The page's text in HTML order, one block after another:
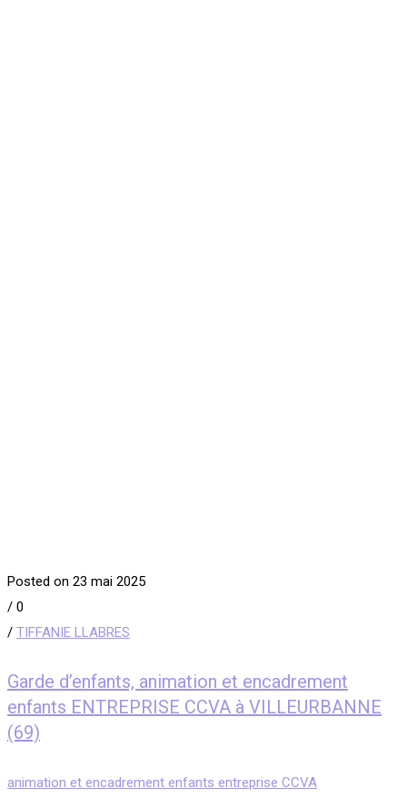
Posted on 23 mai 2025
/ 0
/ TIFFANIE LLABRES
Garde d’enfants, animation et encadrement
enfants ENTREPRISE CCVA à VILLEURBANNE
(69)
animation et encadrement enfants entreprise CCVA